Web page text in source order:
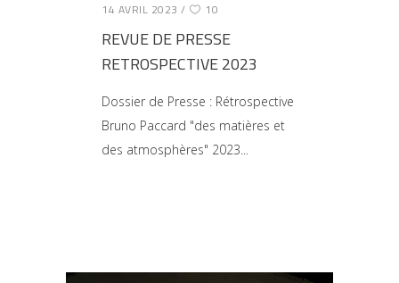
14 AVRIL 2023 10
REVUE DE PRESSE
RETROSPECTIVE 2023
Dossier de Presse : Rétrospective
Bruno Paccard "des matières et
des atmosphères" 2023